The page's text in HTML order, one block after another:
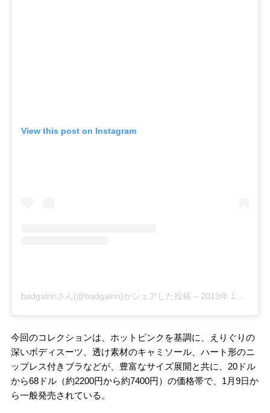
View this post on Instagram
badgalririさん(@badgalriri)がシェアした投稿 – 2019年 1月月6日午前9時09分PST
今回のコレクションは、ホットピンクを基調に、えりぐりの
深いボディスーツ、透け素材のキャミソール、ハート形のニ
ップレス付きブラなどが、豊富なサイズ展開と共に、20ドル
から68ドル（約2200円から約7400円）の価格帯で、1月9日か
ら一般発売されている。